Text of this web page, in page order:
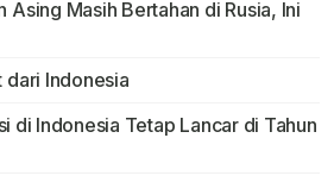
Asing Masih Bertahan di Rusia, Ini
dari Indonesia
di Indonesia Tetap Lancar di Tahun